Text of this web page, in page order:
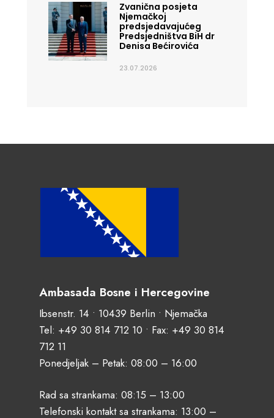
Zvanična posjeta
Njemačkoj
predsjedavajućeg
Predsjedništva BiH dr
Denisa Bećirovića
23.07.2026
Ambasada Bosne i Hercegovine
Ibsenstr. 14 • 10439 Berlin • Njemačka
Tel: +49 30 814 712 10 • Fax: +49 30 814
712 11
Ponedjeljak – Petak: 08:00 – 16:00
Rad sa strankama: 08:15 – 13:00
Telefonski kontakt sa strankama: 13:00 –